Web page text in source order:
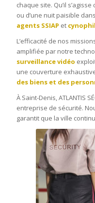
chaque site. Qu’il
ou d’une nuit paisible
agents SSIAP et
L’efficacité de nos
amplifiée par notre
surveillance vidéo
une couverture
des biens et des
À Saint-Denis, ATLANTIS
entreprise de sécurité.
garantit que la ville